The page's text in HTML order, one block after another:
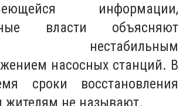
информации,
власти объясняют
нестабильным
насосных станций. В
сроки восстановления
жителям не называют.